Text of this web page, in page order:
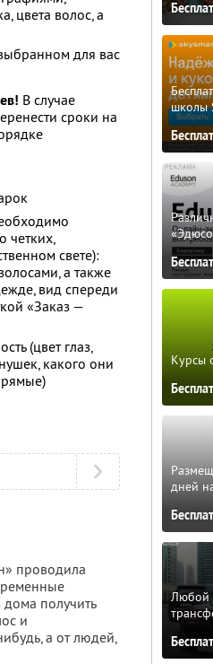
цвета волос, а
для вас
В случае
сроки на
четких,
свете):
а также
вид спереди
«Заказ —
(цвет глаз,
какого они
проводила
получить
и
а от людей,
школы
Курсы
дней
Любой